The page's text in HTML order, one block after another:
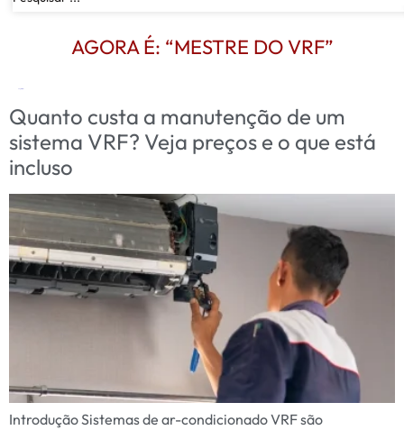
AGORA É: “MESTRE DO VRF”
Quanto custa a manutenção de um
sistema VRF? Veja preços e o que está
incluso
Introdução Sistemas de ar-condicionado VRF são